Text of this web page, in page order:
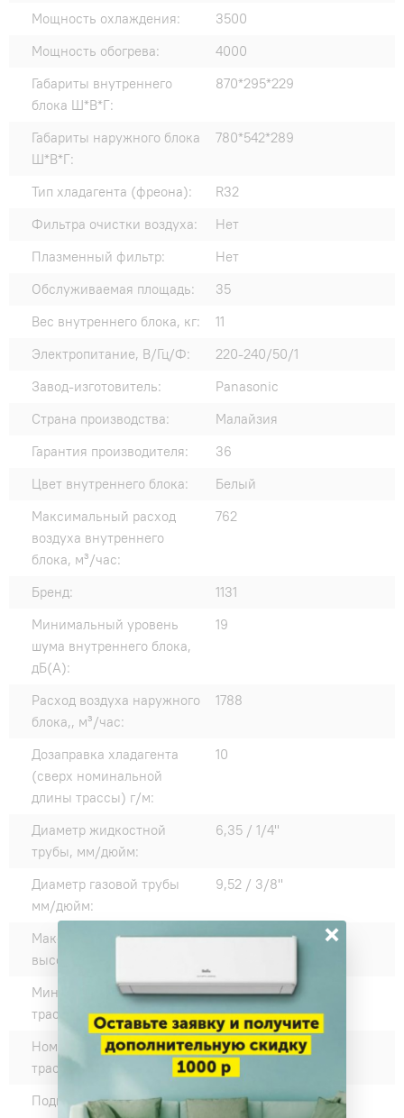
Мощность охлаждения:
3500
Мощность обогрева:
4000
Габариты внутреннего
блока Ш*В*Г:
870*295*229
Габариты наружного блока
Ш*В*Г:
780*542*289
Тип хладагента (фреона):
R32
Фильтра очистки воздуха:
Нет
Плазменный фильтр:
Нет
Обслуживаемая площадь:
35
Вес внутреннего блока, кг:
11
Электропитание, В/Гц/Ф:
220-240/50/1
Завод-изготовитель:
Panasonic
Страна производства:
Малайзия
Гарантия производителя:
36
Цвет внутреннего блока:
Белый
Максимальный расход
воздуха внутреннего
блока, м³/час:
762
Бренд:
1131
Минимальный уровень
шума внутреннего блока,
дБ(А):
19
Расход воздуха наружного
блока,, м³/час:
1788
Дозаправка хладагента
(сверх номинальной
длины трассы) г/м:
10
Диаметр жидкостной
трубы, мм/дюйм:
6,35 / 1/4"
Диаметр газовой трубы
мм/дюйм:
9,52 / 3/8"
Максимальный перепад
высот:
15
Минимальная длина
трассы, м:
3
Номинальная длина
трассы, м:
7,5
Подключение
Внутренний блок
×